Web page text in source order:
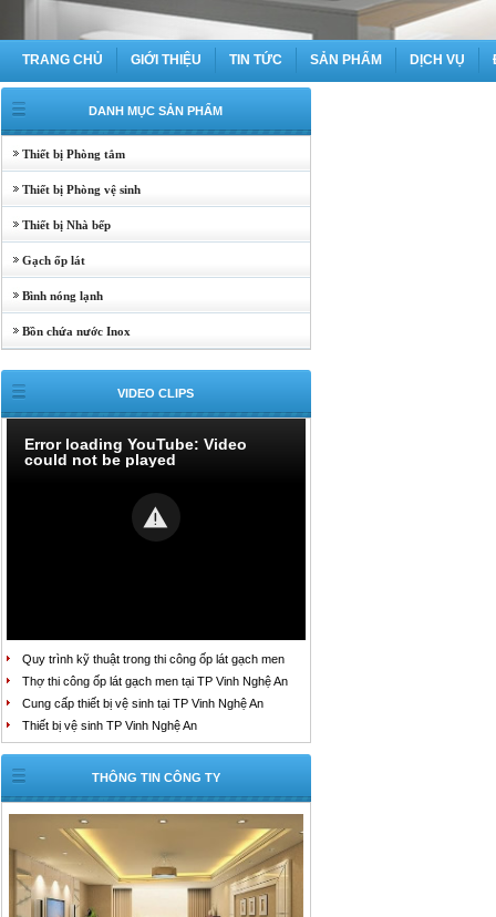
TRANG CHỦ GIỚI THIỆU TIN TỨC SẢN PHẨM DỊCH VỤ
DANH MỤC SẢN PHẨM
Thiết bị Phòng tắm
Thiết bị Phòng vệ sinh
Thiết bị Nhà bếp
Gạch ốp lát
Bình nóng lạnh
Bồn chứa nước Inox
VIDEO CLIPS
Error loading YouTube: Video
could not be played
Quy trình kỹ thuật trong thi công ốp lát gạch men
Thợ thi công ốp lát gạch men tại TP Vinh Nghệ An
Cung cấp thiết bị vệ sinh tại TP Vinh Nghệ An
Thiết bị vệ sinh TP Vinh Nghệ An
THÔNG TIN CÔNG TY